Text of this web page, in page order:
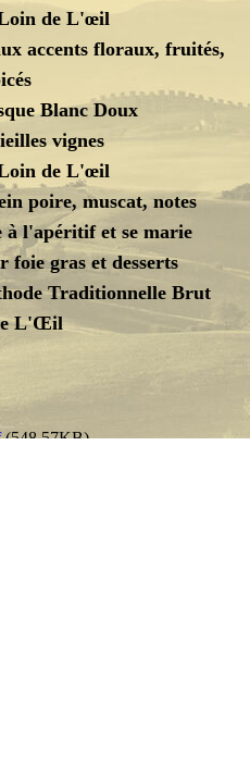
de L'œil
accents floraux, fruités,
Blanc Doux
vignes
de L'œil
poire, muscat, notes
à l'apéritif et se marie
gras et desserts
Traditionnelle Brut
L'Œil
(548.57KB)